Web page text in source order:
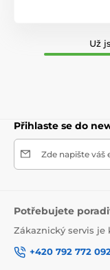
Už
Přihlaste se do
Zde napište váš
Potřebujete
Zákaznický servis je
+420 792 772